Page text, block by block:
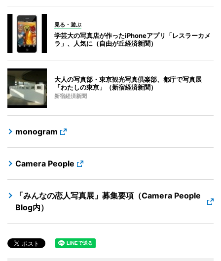
見る・遊ぶ
学芸大の写真店が作ったiPhoneアプリ「レスラーカメ
ラ」、人気に（自由が丘経済新聞）
大人の写真部・東京観光写真倶楽部、都庁で写真展
「わたしの東京」（新宿経済新聞）
新宿経済新聞
monogram
Camera People
「みんなの恋人写真展」募集要項（Camera People
Blog内）